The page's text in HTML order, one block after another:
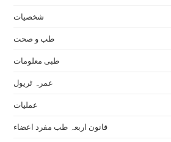
شخصیات
طب و صحت
طبی معلومات
عمرہ ٹریول
عملیات
قانون اربعہ طب مفرد اعضاء